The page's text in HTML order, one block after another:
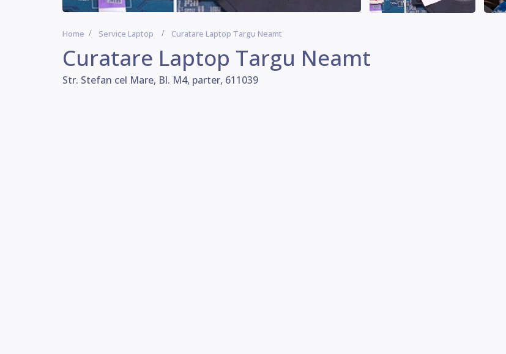
Home Service Laptop Curatare Laptop Targu Neamt
Curatare Laptop Targu Neamt
Str. Stefan cel Mare, Bl. M4, parter, 611039